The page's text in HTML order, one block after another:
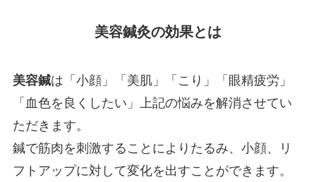
美容鍼灸の効果とは
美容鍼は「小顔」「美肌」「こり」「眼精疲労」
「血色を良くしたい」上記の悩みを解消させてい
ただきます。
鍼で筋肉を刺激することによりたるみ、小顔、リ
フトアップに対して変化を出すことができます。